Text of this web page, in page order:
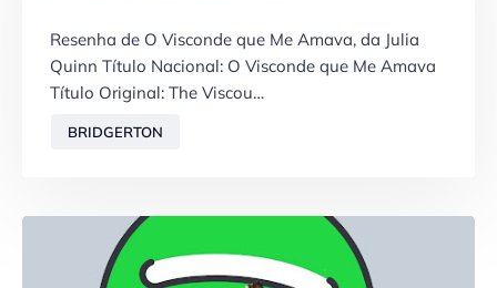
Resenha de O Visconde que Me Amava, da Julia
Quinn Título Nacional: O Visconde que Me Amava
Título Original: The Viscou…
BRIDGERTON